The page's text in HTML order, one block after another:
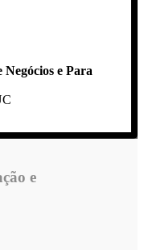
e Para
e